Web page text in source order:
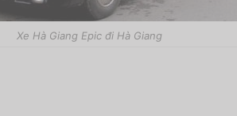
Xe Hà Giang Epic đi Hà Giang